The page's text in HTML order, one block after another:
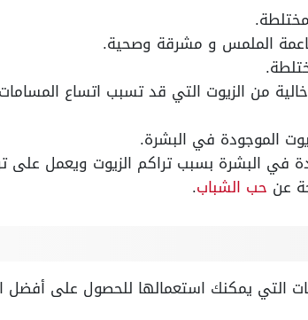
الملمس و مشرقة وصحية.
من الزيوت التي قد تسبب اتساع
الموجودة في البشرة.
في البشرة بسبب تراكم الزيوت ويعمل
عن حب الشباب.
يمكنك استعمالها للحصول على أفضل